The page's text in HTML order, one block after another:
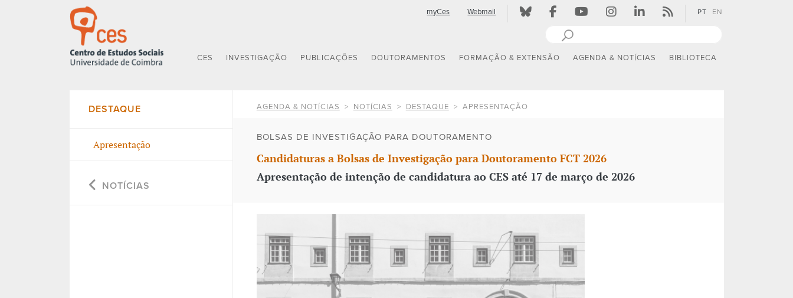
myCes Webmail PT EN
CES INVESTIGAÇÃO PUBLICAÇÕES DOUTORAMENTOS FORMAÇÃO & EXTENSÃO AGENDA & NOTÍCIAS BIBLIOTECA
DESTAQUE
Apresentação
NOTÍCIAS
AGENDA & NOTÍCIAS NOTÍCIAS DESTAQUE APRESENTAÇÃO
BOLSAS DE INVESTIGAÇÃO PARA DOUTORAMENTO
Candidaturas a Bolsas de Investigação para Doutoramento FCT 2026
Apresentação de intenção de candidatura ao CES até 17 de março de 2026